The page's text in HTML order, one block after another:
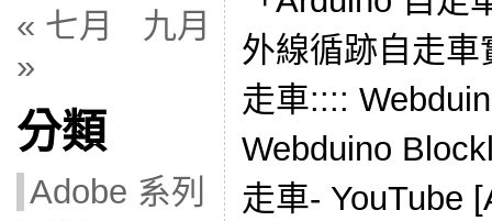
« 七月
九月
»
分類
Adobe 系列
外線循跡自走
走車::::
Webduino
走車- YouTube